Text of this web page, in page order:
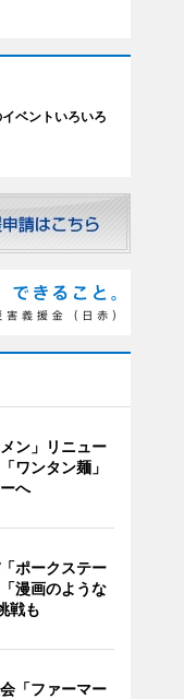
ベントいろいろ
ン」リニュー
ワンタン麺」
へ
ポークステー
漫画のような
戦も
「ファーマー